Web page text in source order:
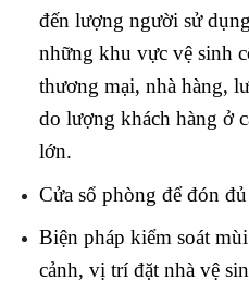
đến lượng người sử
những khu vực vệ sinh
thương mại, nhà hàng,
do lượng khách hàng ở
lớn.
Cửa sổ phòng để đón
Biện pháp kiểm soát
cảnh, vị trí đặt nhà vệ